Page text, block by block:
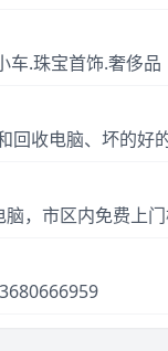
车.珠宝首饰.奢侈品
回收电脑、坏的好
，市区内免费上